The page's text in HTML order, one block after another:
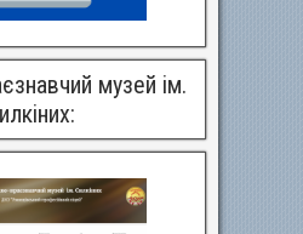
музей ім.